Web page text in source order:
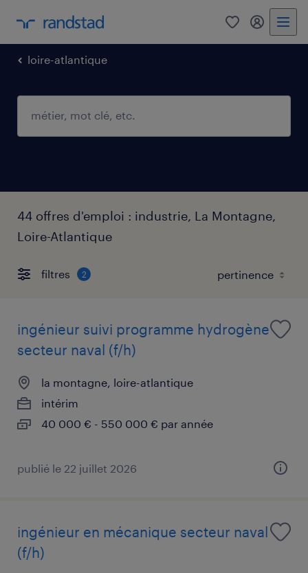
0 mon
loire-atlantique
44 offres d'emploi : industrie, La Montagne,
Loire-Atlantique
filtres 2
ingénieur suivi programme hydrogène
secteur naval (f/h)
la montagne, loire-atlantique
intérim
40 000 € - 550 000 € par année
publié le 22 juillet 2026
ingénieur en mécanique secteur naval
(f/h)